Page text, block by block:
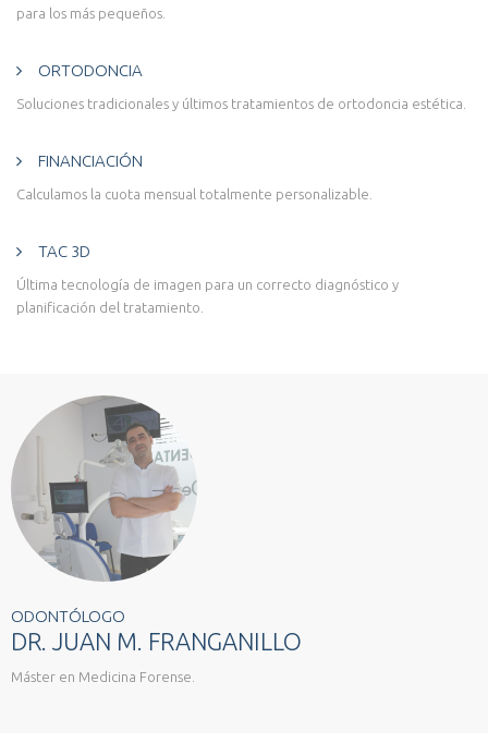
para los más pequeños.
ORTODONCIA
Soluciones tradicionales y últimos tratamientos de ortodoncia estética.
FINANCIACIÓN
Calculamos la cuota mensual totalmente personalizable.
TAC 3D
Última tecnología de imagen para un correcto diagnóstico y
planificación del tratamiento.
ODONTÓLOGO
DR. JUAN M. FRANGANILLO
Máster en Medicina Forense.